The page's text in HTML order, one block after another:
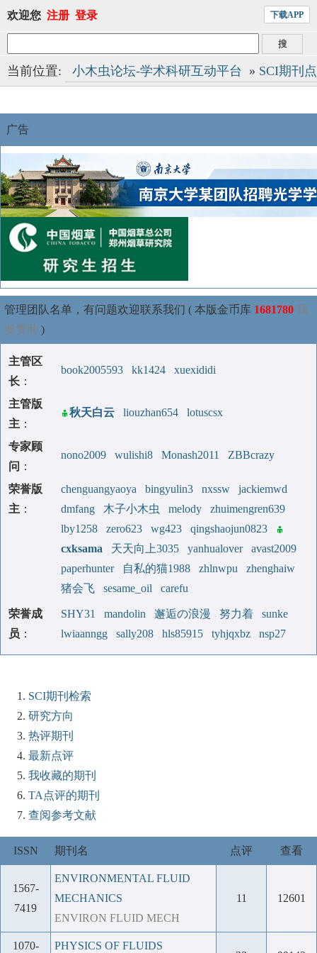
欢迎您 注册 登录 下载APP
当前位置: 小木虫论坛-学术科研互动平台 » SCI期刊
广告
管理团队名单，有问题欢迎联系我们 ( 本版金币库 1681780 我
要赞助 )
主管区
长 ：
book2005593 kk1424 xuexididi
主管版
主 ：
秋天白云 liouzhan654 lotuscsx
专家顾
问 ：
nono2009 wulishi8 Monash2011 ZBBcrazy
荣誉版
主 ：
chenguangyaoya bingyulin3 nxssw
jackiemwd
dmfang
木子小木虫 melody
zhuimengren639
lby1258
zero623 wg423
qingshaojun0823
cxksama
天天向上3035 yanhualover
avast2009
paperhunter
自私的猫1988 zhlnwpu
zhenghaiw
猪会飞
sesame_oil carefu
荣誉成
员 ：
SHY31 mandolin 邂逅の浪漫 努力着
sunke
lwiaanngg
sally208 hls85915 tyhjqxbz nsp27
SCI期刊检索
研究方向
热评期刊
最新点评
我收藏的期刊
TA点评的期刊
查阅参考文献
ISSN 期刊名 点评 查看
1567-
7419
ENVIRONMENTAL FLUID
MECHANICS
ENVIRON FLUID MECH
11 12601
1070-
PHYSICS OF FLUIDS